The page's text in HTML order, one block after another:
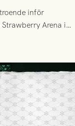
inför
Arena i
halvlek av